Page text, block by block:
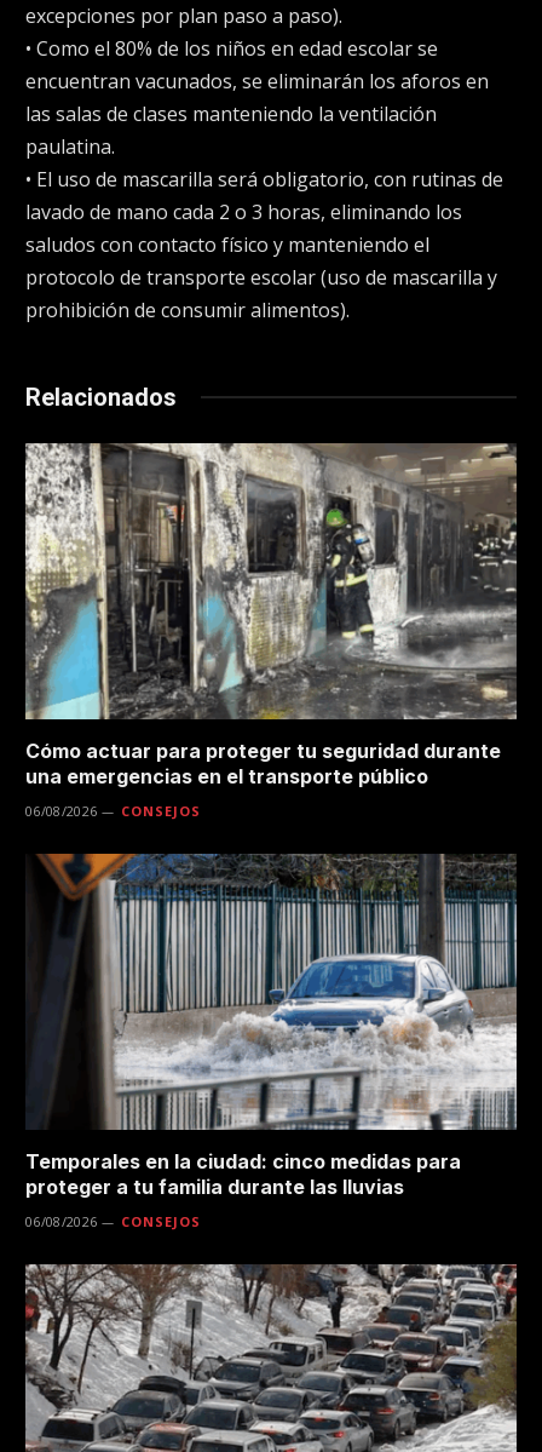
excepciones por plan paso a paso).
• Como el 80% de los niños en edad escolar se
encuentran vacunados, se eliminarán los aforos en
las salas de clases manteniendo la ventilación
paulatina.
• El uso de mascarilla será obligatorio, con rutinas de
lavado de mano cada 2 o 3 horas, eliminando los
saludos con contacto físico y manteniendo el
protocolo de transporte escolar (uso de mascarilla y
prohibición de consumir alimentos).
Relacionados
Cómo actuar para proteger tu seguridad durante
una emergencias en el transporte público
06/08/2026 CONSEJOS
Temporales en la ciudad: cinco medidas para
proteger a tu familia durante las lluvias
06/08/2026 CONSEJOS